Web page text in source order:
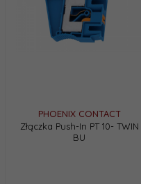
PHOENIX CONTACT
Złączka Push-In PT 10- TWIN
BU